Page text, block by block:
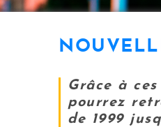
Grâce à
pourrez
de 1999